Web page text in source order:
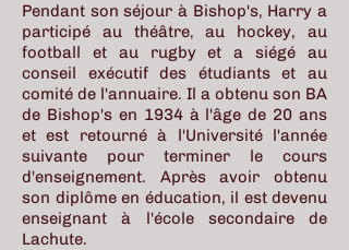
Pendant son séjour à Bishop's, Harry a
participé au théâtre, au hockey, au
football et au rugby et a siégé au
conseil exécutif des étudiants et au
comité de l'annuaire. Il a obtenu son BA
de Bishop's en 1934 à l'âge de 20 ans
et est retourné à l'Université l'année
suivante pour terminer le cours
d'enseignement. Après avoir obtenu
son diplôme en éducation, il est devenu
enseignant à l'école secondaire de
Lachute.